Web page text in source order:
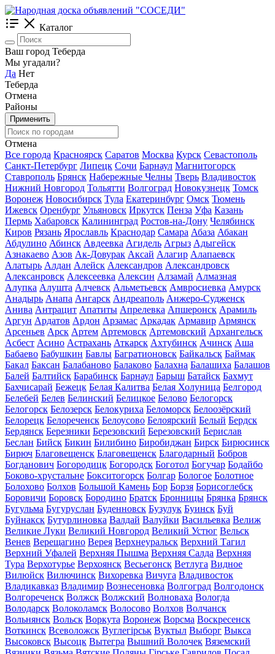
Каталог
Ваш город Теберда
Мы угадали?
Да Нет
Теберда
Отмена
Районы
Применить
Отмена
Все города Красноярск Саратов Москва Курск Севастополь
Санкт-Петербург Липецк Сочи Барнаул Магнитогорск
Ставрополь Брянск Набережные Челны Тверь Владивосток
Нижний Новгород Тольятти Волгоград Новокузнецк Томск
Воронеж Новосибирск Тула Екатеринбург Омск Тюмень
Ижевск Оренбург Ульяновск Иркутск Пенза Уфа Казань
Пермь Хабаровск Калининград Ростов-на-Дону Челябинск
Киров Рязань Ярославль Краснодар Самара Абаза Абакан
Абдулино Абинск Авдеевка Агидель Агрыз Адыгейск
Азнакаево Азов Ак-Довурак Аксай Алагир Алапаевск
Алатырь Алдан Алейск Александров Александровск
Алексанровск Алексеевка Алексин Алзамай Алмазная
Алупка Алушта Алчевск Альметьевск Амвросиевка Амурск
Анадырь Анапа Ангарск Андреаполь Анжеро-Судженск
Анива Антрацит Апатиты Апрелевка Апшеронск Арамиль
Аргун Ардатов Ардон Арзамас Аркадак Армавир Армянск
Арсеньев Арск Артем Артемовск Артемовский Архангельск
Асбест Асино Астрахань Аткарск Ахтубинск Ачинск Аша
Бабаево Бабушкин Бавлы Багратионовск Байкальск Баймак
Бакал Баксан Балабаново Балаково Балахна Балашиха Балашов
Балей Балтийск Барабинск Барнаул Барыш Батайск Бахмут
Бахчисарай Бежецк Белая Калитва Белая Холуница Белгород
Белебей Белев Белинский Белицкое Белово Белогорск
Белогорск Белозерск Белокуриха Беломорск Белоозёрский
Белорецк Белореченск Белоусово Белоярский Белый Бердск
Бердянск Березники Березовский Березовский Берислав
Беслан Бийск Бикин Билибино Биробиджан Бирск Бирюсинск
Бирюч Благовещенск Благовещенск Благодарный Бобров
Богданович Богородицк Богородск Боготол Богучар Бодайбо
Боково-хрустальне Бокситогорск Болгар Бологое Болотное
Болохово Болхов Большой Камень Бор Борзя Борисоглебск
Боровичи Боровск Бородино Братск Бронницы Брянка Брянск
Бугульма Бугуруслан Буденновск Бузулук Буинск Буй
Буйнакск Бутурлиновка Валдай Валуйки Васильевка Велиж
Великие Луки Великий Новгород Великий Устюг Вельск
Венев Верещагино Верея Верхнеуральск Верхний Тагил
Верхний Уфалей Верхняя Пышма Верхняя Салда Верхняя
Тура Верхотурье Верхоянск Весьегонск Ветлуга Видное
Вилюйск Вилючинск Вихоревка Вичуга Владивосток
Владикавказ Владимир Вознесеновка Волгоград Волгодонск
Волгореченск Волжск Волжский Волноваха Вологда
Володарск Волоколамск Волосово Волхов Волчанск
Вольнянск Вольск Воркута Воронеж Ворсма Воскресенск
Воткинск Всеволожск Вуглегірськ Вуктыл Выборг Выкса
Высоковск Высоцк Вытегра Вышний Волочек Вяземский